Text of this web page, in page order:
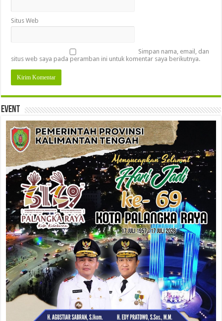
Situs Web
Simpan nama, email, dan
situs web saya pada peramban ini untuk komentar saya berikutnya.
Event